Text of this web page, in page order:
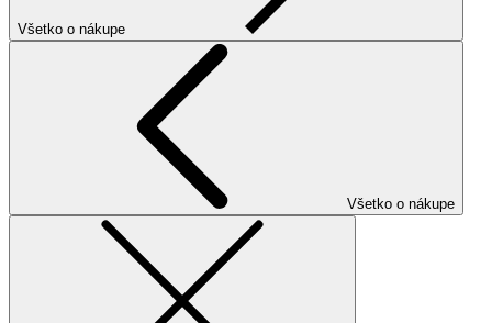
Všetko o nákupe
Všetko o nákupe